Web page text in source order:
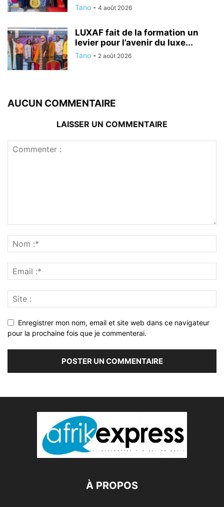
Tano - 4 août 2026
LUXAF fait de la formation un
levier pour l’avenir du luxe...
Tano - 2 août 2026
AUCUN COMMENTAIRE
LAISSER UN COMMENTAIRE
Enregistrer mon nom, email et site web dans ce navigateur
pour la prochaine fois que je commenterai.
À PROPOS